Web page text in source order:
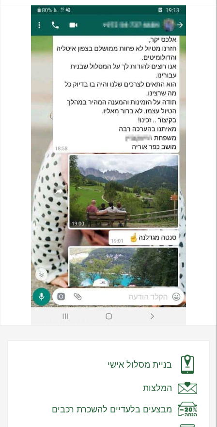
בניית מסלול אישי
המלצות
מבצעים בלעדיים להשכרת רכבים